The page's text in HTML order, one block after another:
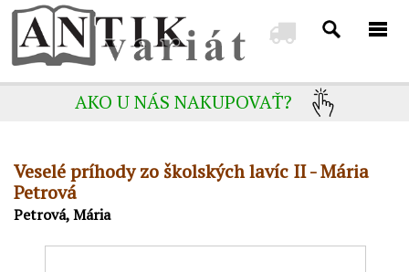
AKO U NÁS NAKUPOVAŤ?
Veselé príhody zo školských lavíc II - Mária
Petrová
Petrová, Mária